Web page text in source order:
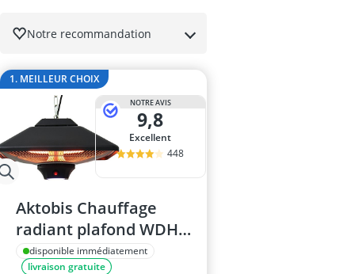
Notre recommandation
1. MEILLEUR CHOIX
NOTRE AVIS
9,8
Excellent
448
Aktobis Chauffage
radiant plafond WDH-
200LS
disponible immédiatement
livraison gratuite